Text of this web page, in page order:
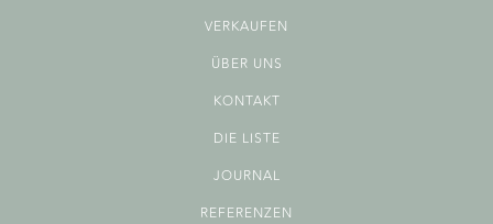
VERKAUFEN
ÜBER UNS
KONTAKT
DIE LISTE
JOURNAL
REFERENZEN